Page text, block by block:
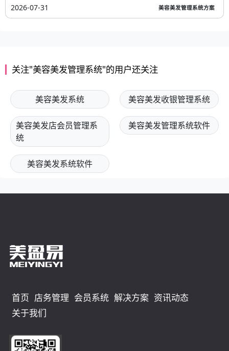
2026-07-31
美容美发管理系统方案
关注"美容美发管理系统"的用户还关注
美容美发系统 美容美发收银管理系统
美容美发店会员管理系
统
美容美发管理系统软件
美容美发系统软件
首页 店务管理 会员系统 解决方案 资讯动态
关于我们